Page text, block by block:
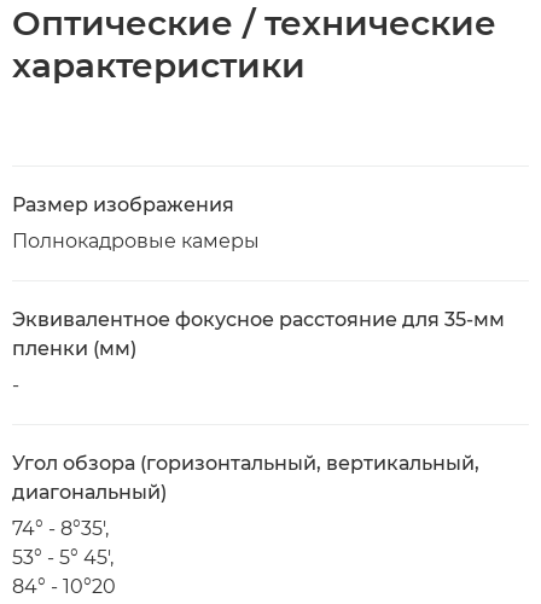
Оптические / технические
характеристики
Размер изображения
Полнокадровые камеры
Эквивалентное фокусное расстояние для 35-мм
пленки (мм)
-
Угол обзора (горизонтальный, вертикальный,
диагональный)
74° - 8°35',
53° - 5° 45',
84° - 10°20